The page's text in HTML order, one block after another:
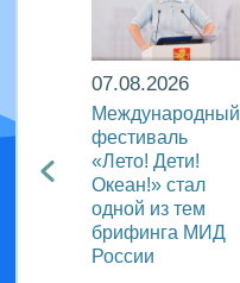
07.08.2026
Международный
фестиваль
«Лето! Дети!
Океан!» стал
одной из тем
брифинга МИД
России